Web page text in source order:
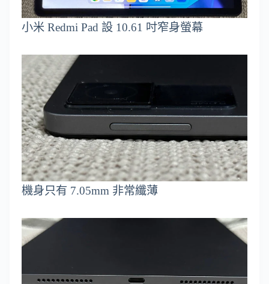
小米 Redmi Pad 設 10.61 吋窄身螢幕
機身只有 7.05mm 非常纖薄